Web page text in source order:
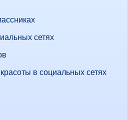
сетях
в социальных сетях